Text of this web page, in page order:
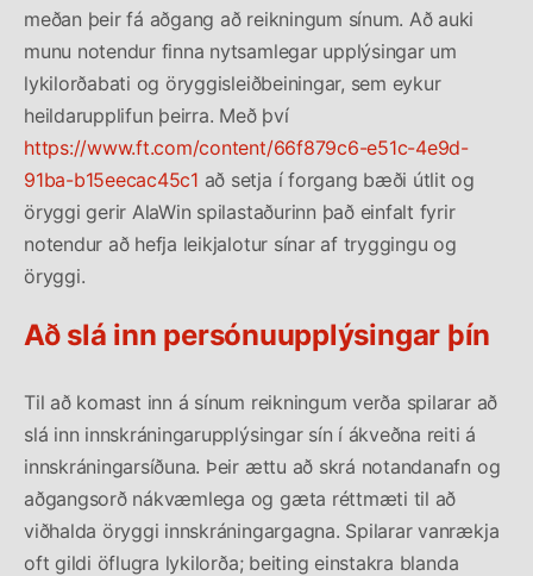
meðan þeir fá aðgang að reikningum sínum. Að auki
munu notendur finna nytsamlegar upplýsingar um
lykilorðabati og öryggisleiðbeiningar, sem eykur
heildarupplifun þeirra. Með því
https://www.ft.com/content/66f879c6-e51c-4e9d-
91ba-b15eecac45c1 að setja í forgang bæði útlit og
öryggi gerir AlaWin spilastaðurinn það einfalt fyrir
notendur að hefja leikjalotur sínar af tryggingu og
öryggi.
Að slá inn persónuupplýsingar þín
Til að komast inn á sínum reikningum verða spilarar að
slá inn innskráningarupplýsingar sín í ákveðna reiti á
innskráningarsíðuna. Þeir ættu að skrá notandanafn og
aðgangsorð nákvæmlega og gæta réttmæti til að
viðhalda öryggi innskráningargagna. Spilarar vanrækja
oft gildi öflugra lykilorða; beiting einstakra blanda